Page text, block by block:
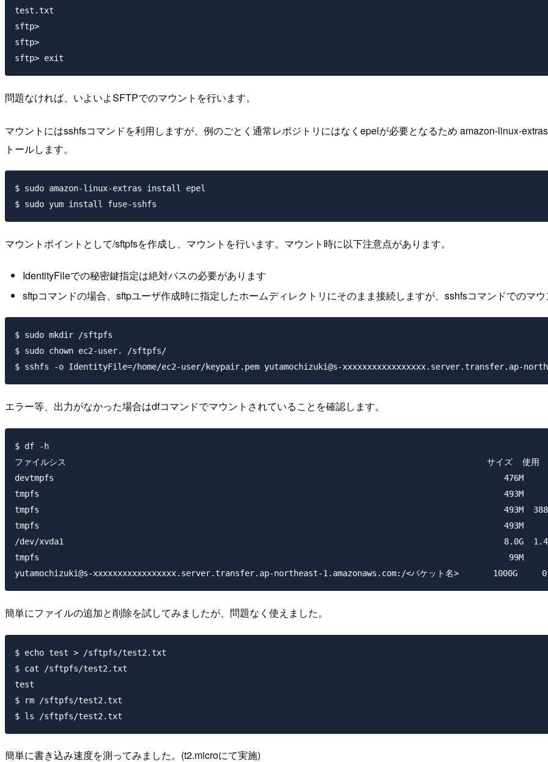
test.txt
sftp>
sftp>
問題なければ、いよいよSFTPでのマウントを行います。
マウントにはsshfsコマンドを利用しますが、例のごとく通常レポジトリにはなくepelが必要となるため amazon-linux-
トールします。
$ sudo amazon-linux-extras install epel
マウントポイントとして/sftpfsを作成し、マウントを行います。マウント時に以下注意点があります。
IdentityFileでの秘密鍵指定は絶対パスの必要があります
sftpコマンドの場合、sftpユーザ作成時に指定したホームディレクトリにそのまま接続しますが、sshfsコマンドでのマ
$ sudo mkdir /sftpfs
$ sudo chown ec2-user. /sftpfs/
エラー等、出力がなかった場合はdfコマンドでマウントされていることを確認します。
$ df -h
ファイルシス                                                                                      サイズ  使用  残り 使
devtmpfs                                                                                            476M     0
tmpfs                                                                                               493M     0
tmpfs                                                                                               493M  388K
tmpfs                                                                                               493M     0
/dev/xvda1                                                                                          8.0G  1.4G
tmpfs                                                                                                99M     0
簡単にファイルの追加と削除を試してみましたが、問題なく使えました。
$ echo test > /sftpfs/test2.txt
$ cat /sftpfs/test2.txt
test
$ rm /sftpfs/test2.txt
簡単に書き込み速度を測ってみました。(t2.microにて実施)